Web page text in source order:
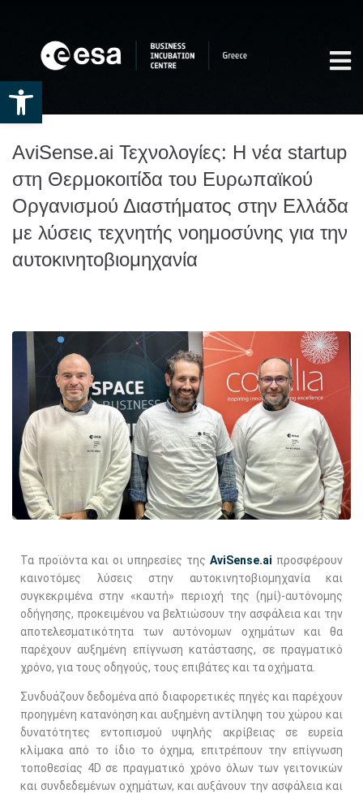
Open toolbar
AviSense.ai Τεχνολογίες: H νέα startup
στη Θερμοκοιτίδα του Ευρωπαϊκού
Οργανισμού Διαστήματος στην Ελλάδα
με λύσεις τεχνητής νοημοσύνης για την
αυτοκινητοβιομηχανία
Τα προϊόντα και οι υπηρεσίες της AviSense.ai προσφέρουν
καινοτόμες λύσεις στην αυτοκινητοβιομηχανία και
συγκεκριμένα στην «καυτή» περιοχή της (ημί)-αυτόνομης
οδήγησης, προκειμένου να βελτιώσουν την ασφάλεια και την
αποτελεσματικότητα των αυτόνομων οχημάτων και θα
παρέχουν αυξημένη επίγνωση κατάστασης, σε πραγματικό
χρόνο, για τους οδηγούς, τους επιβάτες και τα οχήματα.
Συνδυάζουν δεδομένα από διαφορετικές πηγές και παρέχουν
προηγμένη κατανόηση και αυξημένη αντίληψη του χώρου και
δυνατότητες εντοπισμού υψηλής ακρίβειας σε ευρεία
κλίμακα από το ίδιο το όχημα, επιτρέπουν την επίγνωση
τοποθεσίας 4D σε πραγματικό χρόνο όλων των γειτονικών
και συνδεδεμένων οχημάτων, και αυξάνουν την ασφάλεια και